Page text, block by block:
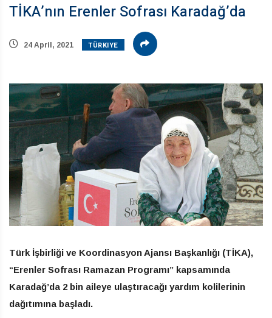
TİKA’nın Erenler Sofrası Karadağ’da
24 April, 2021 TÜRKIYE
Türk İşbirliği ve Koordinasyon Ajansı Başkanlığı (TİKA),
“Erenler Sofrası Ramazan Programı” kapsamında
Karadağ’da 2 bin aileye ulaştıracağı yardım kolilerinin
dağıtımına başladı.